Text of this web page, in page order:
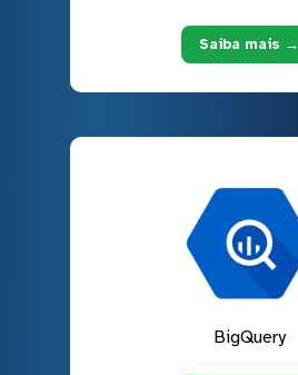
Saiba mais →
BigQuery